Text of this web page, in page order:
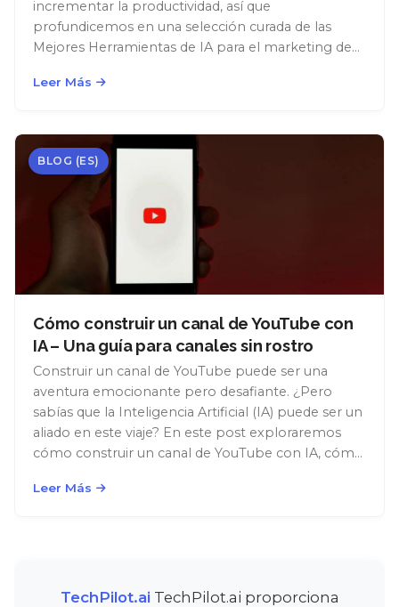
incrementar la productividad, así que
profundicemos en una selección curada de las
Mejores Herramientas de IA para el marketing de
Leer Más
BLOG (ES)
Cómo construir un canal de YouTube con
IA – Una guía para canales sin rostro
Construir un canal de YouTube puede ser una
aventura emocionante pero desafiante. ¿Pero
sabías que la Inteligencia Artificial (IA) puede ser un
aliado en este viaje? En este post exploraremos
cómo construir un canal de YouTube con IA, cómo
y tener éxito en esta actividad secundaria o
Leer Más
TechPilot.ai TechPilot.ai proporciona